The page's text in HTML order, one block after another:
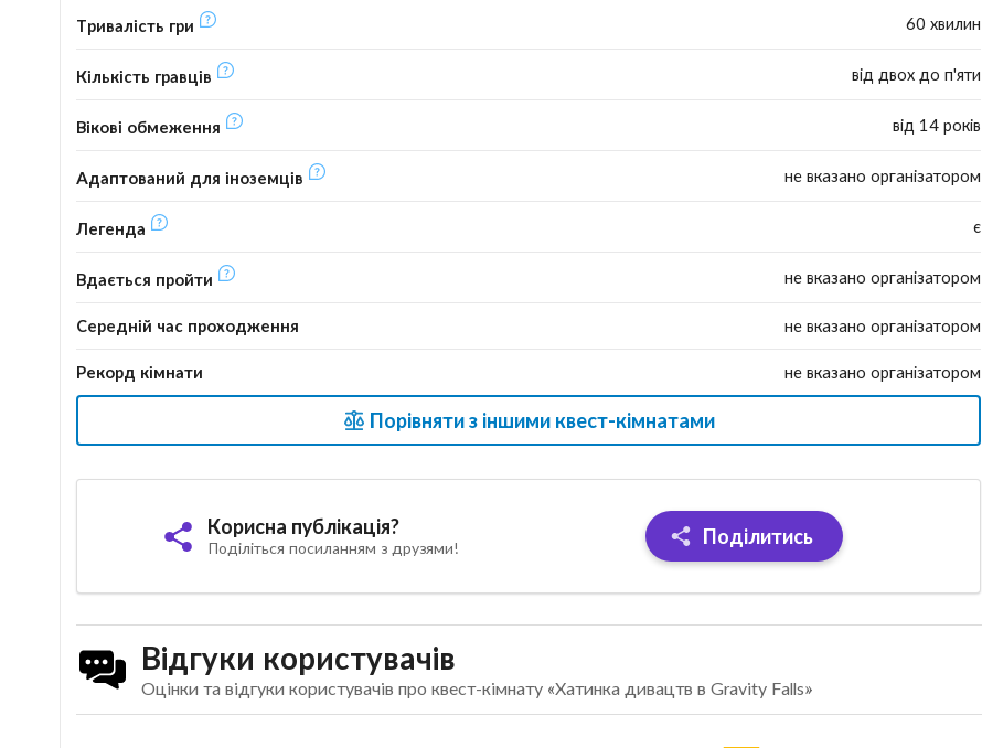
Тривалість гри 60 хвилин
Кількість гравців від двох до п'яти
Вікові обмеження від 14 років
Адаптований для іноземців не вказано організатором
Легенда є
Вдається пройти не вказано організатором
Середній час проходження не вказано організатором
Рекорд кімнати не вказано організатором
Порівняти з іншими квест-кімнатами
Корисна публікація?
Поділіться посиланням з друзями! Поділитись
Відгуки користувачів
Оцінки та відгуки користувачів про квест-кімнату «Хатинка дивацтв в Gravity Falls»